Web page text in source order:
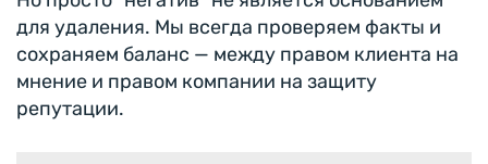
для удаления. Мы всегда проверяем факты и
сохраняем баланс — между правом клиента на
мнение и правом компании на защиту
репутации.